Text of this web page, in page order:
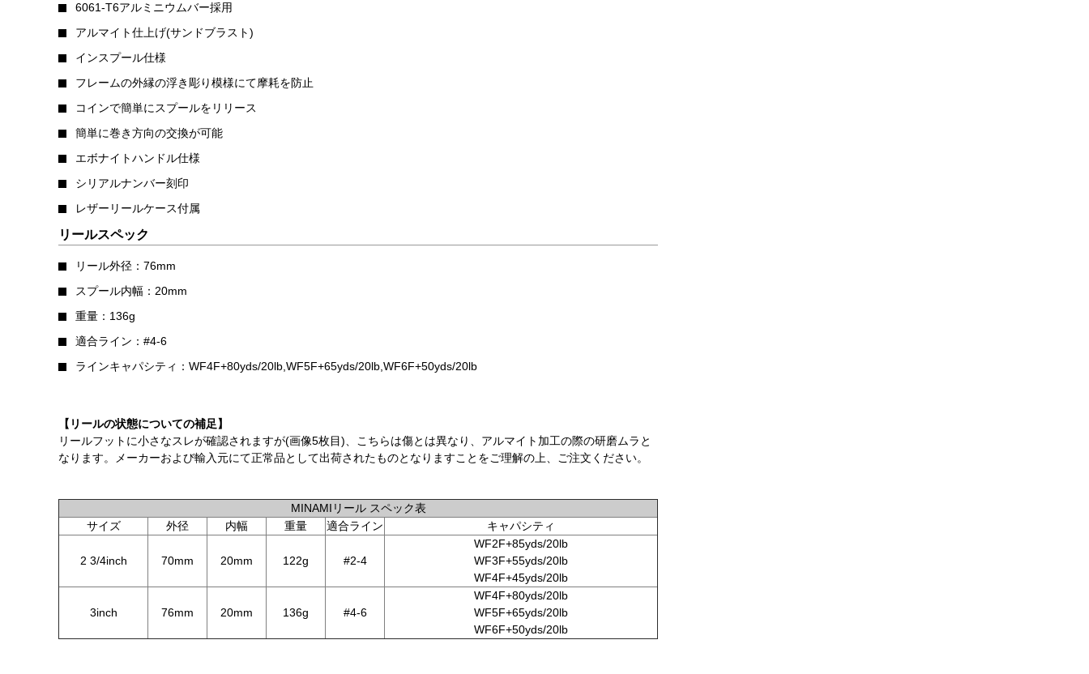
6061-T6アルミニウムバー採用
アルマイト仕上げ(サンドブラスト)
インスプール仕様
フレームの外縁の浮き彫り模様にて摩耗を防止
コインで簡単にスプールをリリース
簡単に巻き方向の交換が可能
エボナイトハンドル仕様
シリアルナンバー刻印
レザーリールケース付属
リールスペック
リール外径：76mm
スプール内幅：20mm
重量：136g
適合ライン：#4-6
ラインキャパシティ：WF4F+80yds/20lb,WF5F+65yds/20lb,WF6F+50yds/20lb
【リールの状態についての補足】
リールフットに小さなスレが確認されますが(画像5枚目)、こちらは傷とは異なり、アルマイト加工の際の研磨ムラと
なります。メーカーおよび輸入元にて正常品として出荷されたものとなりますことをご理解の上、ご注文ください。
MINAMIリール スペック表
サイズ
外径 内幅 重量 適合ライン キャパシティ
2 3/4inch 70mm 20mm 122g #2-4
WF2F+85yds/20lb
WF3F+55yds/20lb
WF4F+45yds/20lb
3inch 76mm 20mm 136g #4-6
WF4F+80yds/20lb
WF5F+65yds/20lb
WF6F+50yds/20lb